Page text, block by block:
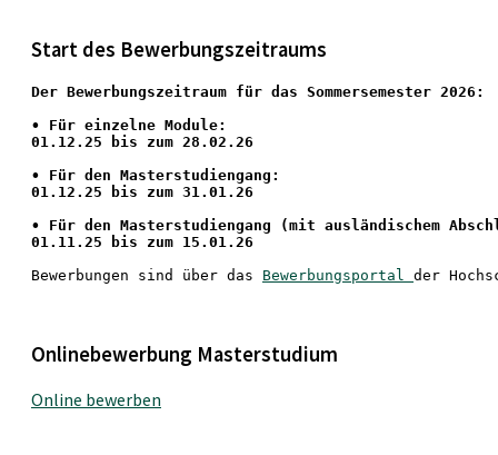
Start des Bewerbungszeitraums
Der Bewerbungszeitraum für das Sommersemester 2026:
• Für einzelne Module:
01.12.25 bis zum 28.02.26
• Für den Masterstudiengang:
01.12.25 bis zum 31.01.26
• Für den Masterstudiengang (mit ausländischem
01.11.25 bis zum 15.01.26
Bewerbungen sind über das Bewerbungsportal der
Onlinebewerbung Masterstudium
Online bewerben